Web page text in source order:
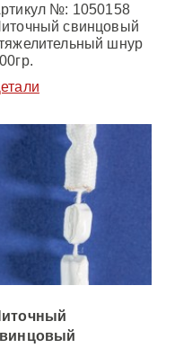
№: 1050158
свинцовый
шнур